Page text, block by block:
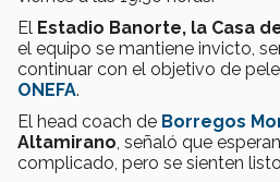
El Estadio Banorte, la Casa
el equipo se mantiene invicto,
continuar con el objetivo de
ONEFA.
El head coach de Borregos
Altamirano , señaló que
complicado, pero se sienten